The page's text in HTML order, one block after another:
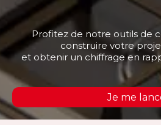
Profitez de notre outils de
construire votre
et obtenir un chiffrage en
Je me